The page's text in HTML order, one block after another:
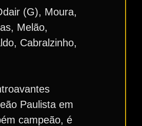
(G), Moura,
Melão,
Cabralzinho,
Paulista em
campeão, é